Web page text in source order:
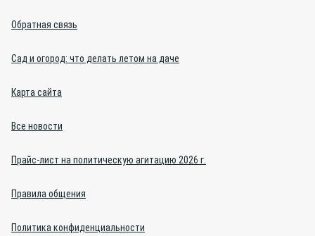
Обратная связь
Сад и огород: что делать летом на даче
Карта сайта
Все новости
Прайс-лист на политическую агитацию 2026 г.
Правила общения
Политика конфиденциальности